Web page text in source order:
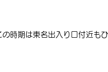
時期は東名出入り口付近も